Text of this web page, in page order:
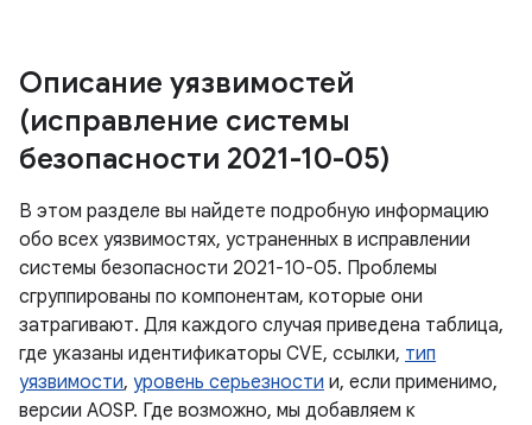
Описание уязвимостей
(исправление системы
безопасности 2021-10-05)
В этом разделе вы найдете подробную информацию
обо всех уязвимостях, устраненных в исправлении
системы безопасности 2021-10-05. Проблемы
сгруппированы по компонентам, которые они
затрагивают. Для каждого случая приведена таблица,
где указаны идентификаторы CVE, ссылки, тип
уязвимости, уровень серьезности и, если применимо,
версии AOSP. Где возможно, мы добавляем к